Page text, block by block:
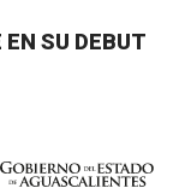
EN SU DEBUT